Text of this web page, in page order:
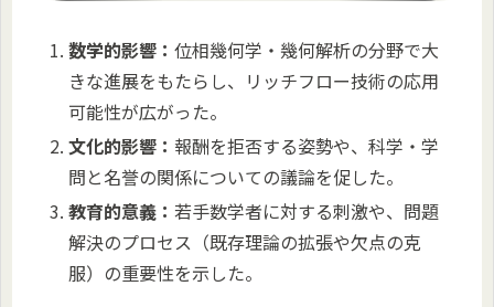
数学的影響：位相幾何学・幾何解析の分野で大
きな進展をもたらし、リッチフロー技術の応用
可能性が広がった。
文化的影響： 報酬を拒否する姿勢や、科学・学
問と名誉の関係についての議論を促した。
教育的意義：若手数学者に対する刺激や、問題
解決のプロセス（既存理論の拡張や欠点の克
服）の重要性を示した。